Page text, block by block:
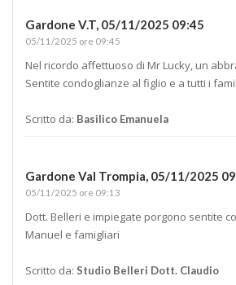
Gardone V.T, 05/11/2025 09:45
05/11/2025 ore 09:45
Nel ricordo affettuoso di Mr Lucky, un
Sentite condoglianze al figlio e a tutti i
Scritto da: Basilico Emanuela
Gardone Val Trompia, 05/11/2025
05/11/2025 ore 09:13
Dott. Belleri e impiegate porgono sentite
Manuel e famigliari
Scritto da: Studio Belleri Dott. Claudio